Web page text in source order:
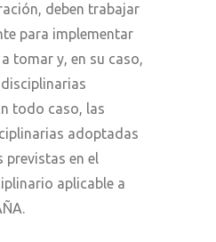
deben trabajar
para implementar
tomar y, en su caso,
todo caso, las
adoptadas
previstas en el
aplicable a